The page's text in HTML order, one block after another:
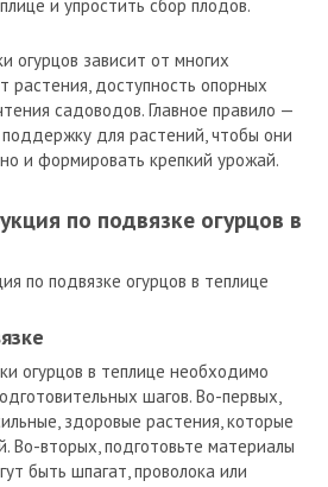
и упростить сбор плодов.
огурцов зависит от многих
растения, доступность опорных
садоводов. Главное правило —
для растений, чтобы они
и формировать крепкий урожай.
по подвязке огурцов в
огурцов в теплице необходимо
шагов. Во-первых,
здоровые растения, которые
Во-вторых, подготовьте материалы
быть шпагат, проволока или